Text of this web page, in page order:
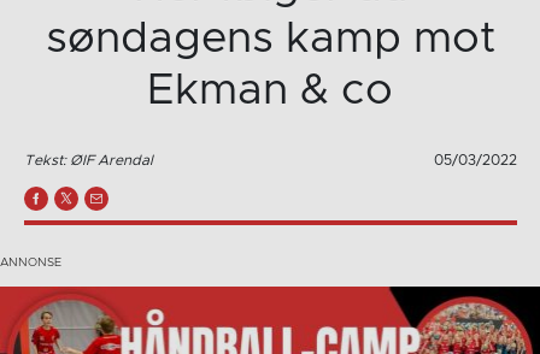
søndagens kamp mot
Ekman & co
Tekst: ØIF Arendal 05/03/2022